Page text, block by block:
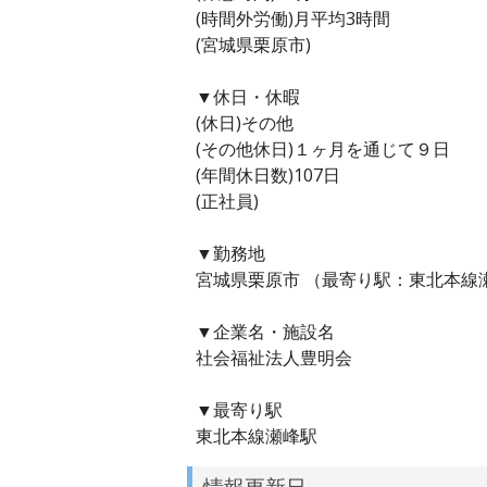
(時間外労働)月平均3時間
(宮城県栗原市)
▼休日・休暇
(休日)その他
(その他休日)１ヶ月を通じて９日
(年間休日数)107日
(正社員)
▼勤務地
宮城県栗原市 （最寄り駅：東北本線
▼企業名・施設名
社会福祉法人豊明会
▼最寄り駅
東北本線瀬峰駅